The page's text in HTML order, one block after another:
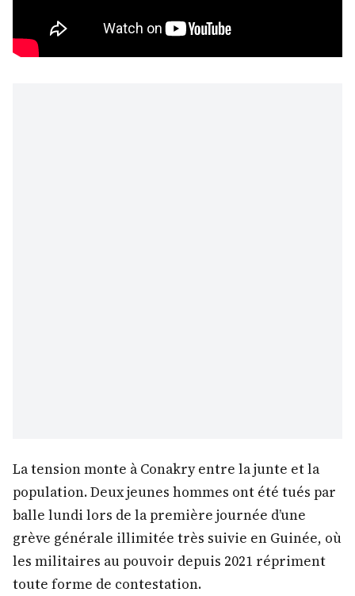
La tension monte à Conakry entre la junte et la
population. Deux jeunes hommes ont été tués par
balle lundi lors de la première journée d’une
grève générale illimitée très suivie en Guinée, où
les militaires au pouvoir depuis 2021 répriment
toute forme de contestation.